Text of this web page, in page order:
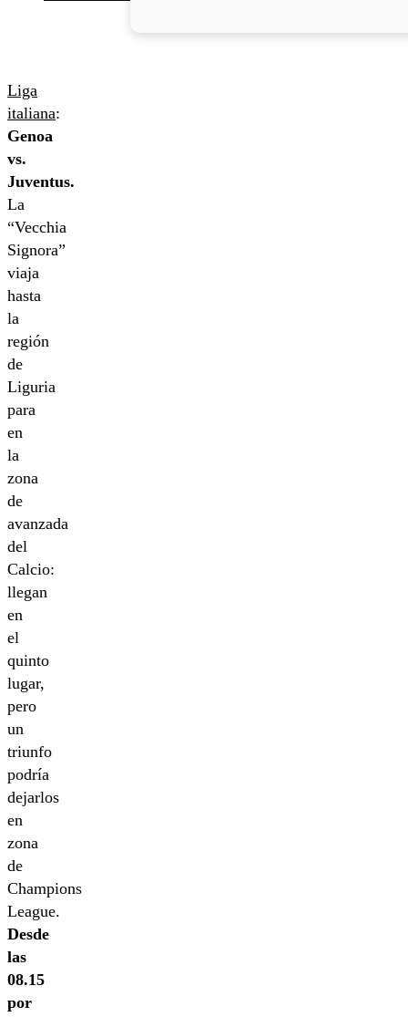
Liga
italiana:
Genoa
vs.
Juventus.
La
“Vecchia
Signora”
viaja
hasta
la
región
de
Liguria
para
en
la
zona
de
avanzada
del
Calcio:
llegan
en
el
quinto
lugar,
pero
un
triunfo
podría
dejarlos
en
zona
de
Champions
League.
Desde
las
08.15
por